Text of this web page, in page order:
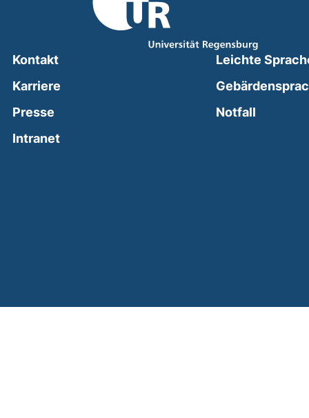
Kontakt
Karriere
Presse
Intranet(external link, opens in a new window)
Leichte
Notfall